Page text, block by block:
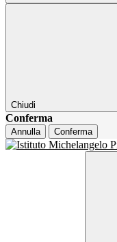
Chiudi
Conferma
Annulla Conferma